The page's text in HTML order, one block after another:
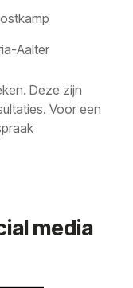
Aalter
Deze zijn
Voor een
media